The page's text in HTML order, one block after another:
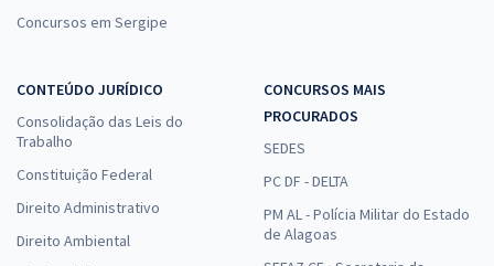
Concursos em Sergipe
CONTEÚDO JURÍDICO
Consolidação das Leis do
Trabalho
Constituição Federal
Direito Administrativo
Direito Ambiental
CONCURSOS MAIS
PROCURADOS
SEDES
PC DF - DELTA
PM AL - Polícia Militar do Estado
de Alagoas